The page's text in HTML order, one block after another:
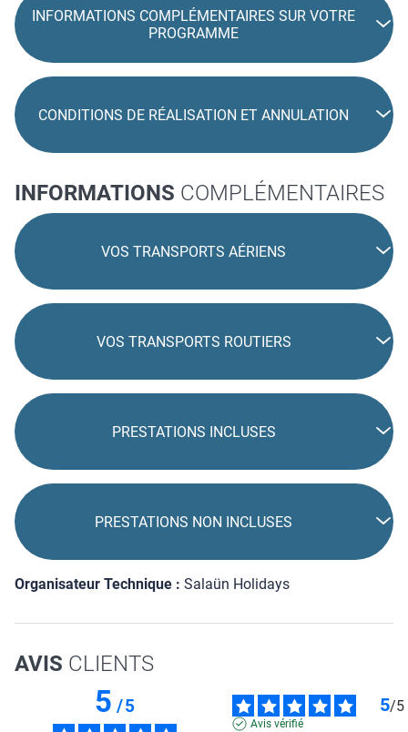
INFORMATIONS COMPLÉMENTAIRES SUR VOTRE
PROGRAMME
CONDITIONS DE RÉALISATION ET ANNULATION
INFORMATIONS COMPLÉMENTAIRES
VOS TRANSPORTS AÉRIENS
VOS TRANSPORTS ROUTIERS
PRESTATIONS INCLUSES
PRESTATIONS NON INCLUSES
Organisateur Technique : Salaün Holidays
AVIS CLIENTS
5/5 5/5
Avis vérifié